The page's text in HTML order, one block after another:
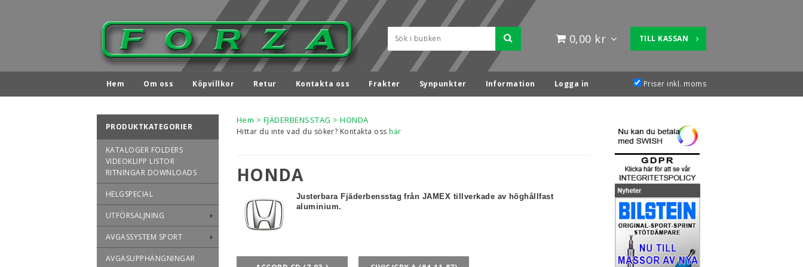
0,00 kr TILL KASSAN
Hem Om oss Köpvillkor Retur Kontakta oss Frakter Synpunkter Information Priser inkl. moms
Logga in
PRODUKTKATEGORIER
KATALOGER FOLDERS
VIDEOKLIPP LISTOR
RITNINGAR DOWNLOADS
HELGSPECIAL
UTFÖRSÄLJNING
AVGASSYSTEM SPORT
AVGASUPPHÄNGNINGAR
Hem > FJÄDERBENSSTAG >HONDA
Hittar du inte vad du söker? Kontakta osshär
HONDA
Justerbara Fjäderbensstag från JAMEX tillverkade av höghållfast
aluminium.